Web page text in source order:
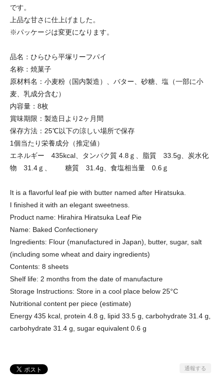
です。
上品な甘さに仕上げました。
※パッケージは変更になります。
品名：ひらひら平塚リーフパイ
名称：焼菓子
原材料名：小麦粉（国内製造）、バター、砂糖、塩（一部に小
麦、乳成分含む）
内容量：8枚
賞味期限：製造日より2ヶ月間
保存方法：25℃以下の涼しい場所で保存
1個当たり栄養成分（推定値）
エネルギー 435kcal、タンパク質 4.8ｇ、脂質 33.5g、炭水化
物 31.4ｇ、 糖質 31.4g、食塩相当量 0.6ｇ
It is a flavorful leaf pie with butter named after Hiratsuka.
I finished it with an elegant sweetness.
Product name: Hirahira Hiratsuka Leaf Pie
Name: Baked Confectionery
Ingredients: Flour (manufactured in Japan), butter, sugar, salt
(including some wheat and dairy ingredients)
Contents: 8 sheets
Shelf life: 2 months from the date of manufacture
Storage Instructions: Store in a cool place below 25°C
Nutritional content per piece (estimate)
Energy 435 kcal, protein 4.8 g, lipid 33.5 g, carbohydrate 31.4 g,
carbohydrate 31.4 g, sugar equivalent 0.6 g
通報する